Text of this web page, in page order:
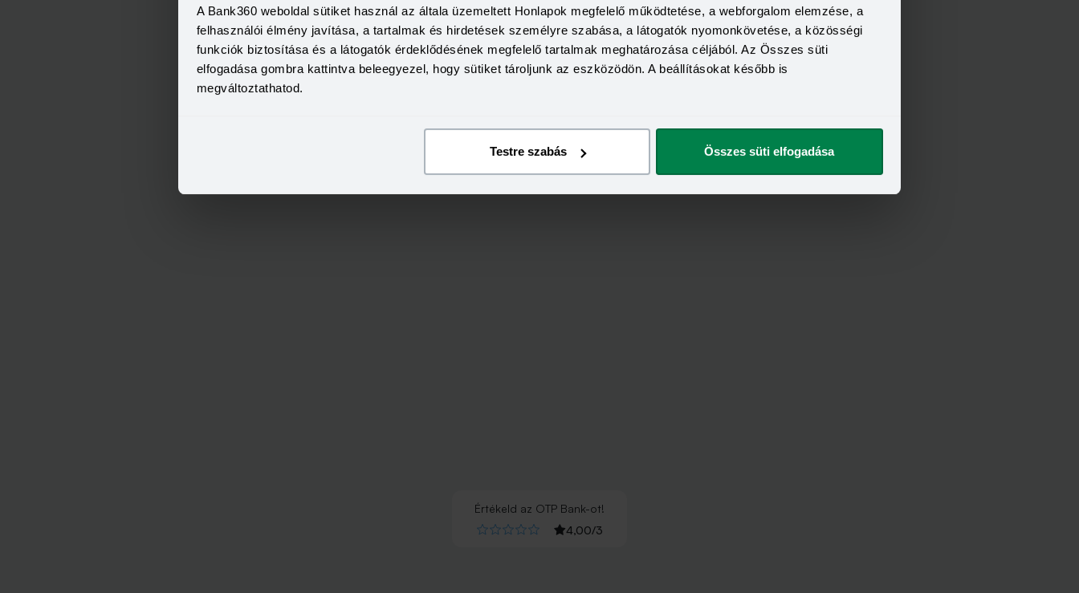
A Bank360 weboldal sütiket használ az általa üzemeltett Honlapok megfelelő működtetése, a webforgalom elemzése, a
felhasználói élmény javítása, a tartalmak és hirdetések személyre szabása, a látogatók nyomonkövetése, a közösségi
funkciók biztosítása és a látogatók érdeklődésének megfelelő tartalmak meghatározása céljából. Az Összes süti
elfogadása gombra kattintva beleegyezel, hogy sütiket tároljunk az eszközödön. A beállításokat később is
megváltoztathatod.
Testre szabás Összes süti elfogadása
OTP Otthon Személyi Kölcsön
HITELÖSSZEG
2 000 000 - 15 000 000 Ft
12,70 - 14,99%
KEDVEZMÉNY FELTÉTELEI
Minimum életkor:
21 év
Minimum munkaviszony:
6 hónap
Minimum jövedelem:
400 000 Ft
Értékeld az OTP Bank-ot!
4,00/3